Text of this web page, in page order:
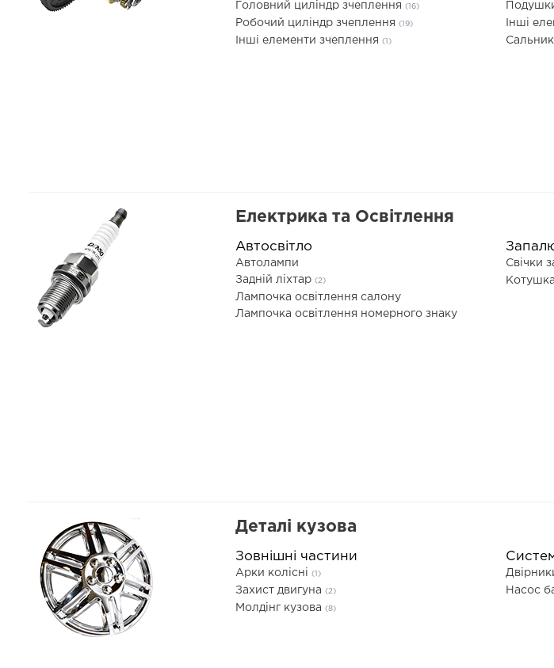
Головний циліндр зчеплення (16)
Робочий циліндр зчеплення (19)
Інші елементи зчеплення (1)
Інші
Електрика та Освітлення
Автосвітло
Автолампи
Задній ліхтар (2)
Лампочка освітлення салону
Лампочка освітлення номерного знаку
Свічки
Деталі кузова
Зовнішні частини
Арки колісні (1)
Захист двигуна (2)
Молдінг кузова (8)
Насос